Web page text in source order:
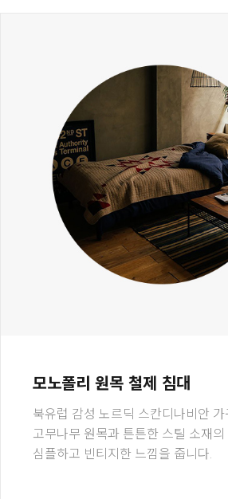
모노폴리 원목 철제 침대
북유럽 감성 노르딕 스칸디나비안
고무나무 원목과 튼튼한 스틸 소재의
심플하고 빈티지한 느낌을 줍니다.